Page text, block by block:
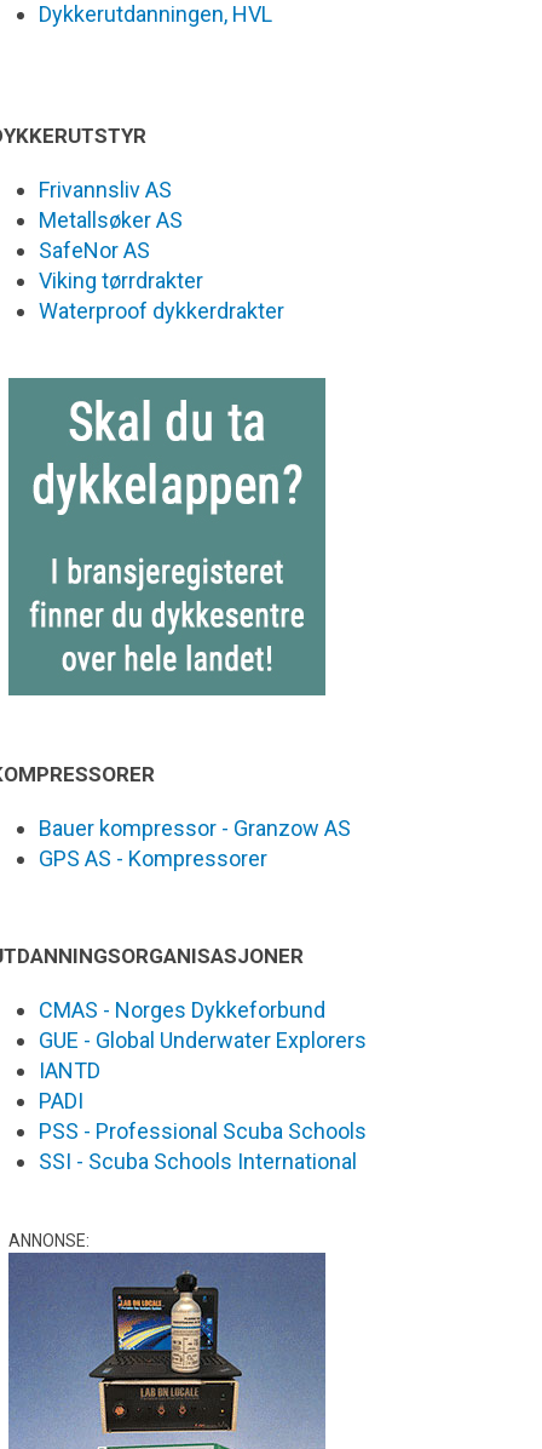
Dykkerutdanningen, HVL
Frivannsliv AS
Metallsøker AS
SafeNor AS
Viking tørrdrakter
Waterproof dykkerdrakter
Bauer kompressor - Granzow AS
GPS AS - Kompressorer
CMAS - Norges Dykkeforbund
GUE - Global Underwater Explorers
IANTD
PADI
PSS - Professional Scuba Schools
SSI - Scuba Schools International
ANNONSE: